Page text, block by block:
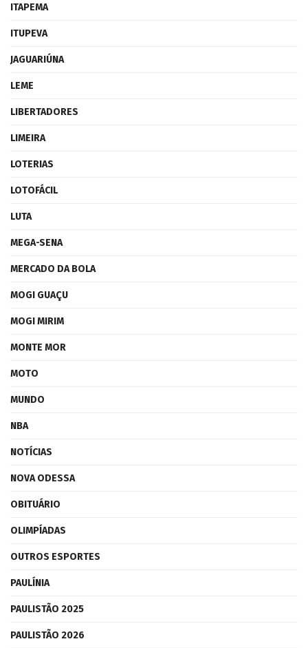
ITAPEMA
ITUPEVA
JAGUARIÚNA
LEME
LIBERTADORES
LIMEIRA
LOTERIAS
LOTOFÁCIL
LUTA
MEGA-SENA
MERCADO DA BOLA
MOGI GUAÇU
MOGI MIRIM
MONTE MOR
MOTO
MUNDO
NBA
NOTÍCIAS
NOVA ODESSA
OBITUÁRIO
OLIMPÍADAS
OUTROS ESPORTES
PAULÍNIA
PAULISTÃO 2025
PAULISTÃO 2026